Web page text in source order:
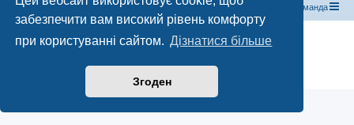
забезпечити вам високий рівень комфорту
при користуванні сайтом. Дізнатися більше
Згоден
Магазин спорядження Туристичний форум «Рюкзак» Команда
Працює на phpBB® Forum Software © phpBB Limited
Конфіденційність|Умови